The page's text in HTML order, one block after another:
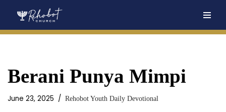
Berani Punya Mimpi
June 23, 2025 Rehobot Youth Daily Devotional